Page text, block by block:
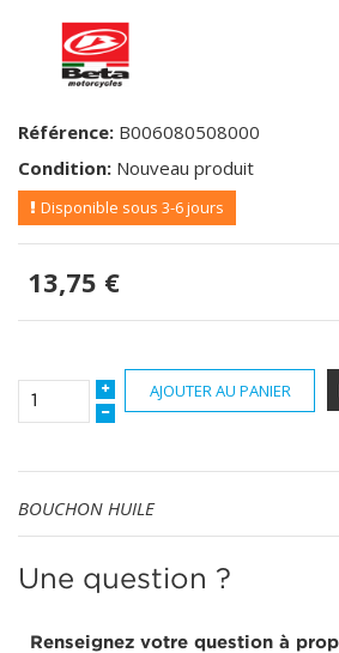
Référence: B006080508000
Condition: Nouveau produit
Disponible sous 3-6 jours
13,75 €
AJOUTER AU PANIER
BOUCHON HUILE
Une question ?
Renseignez votre question à